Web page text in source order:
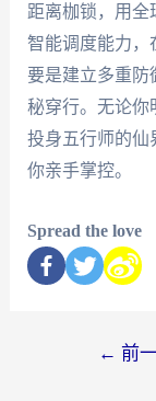
距离枷锁，用全
智能调度能力，
要是建立多重防
秘穿行。无论你
投身五行师的仙
你亲手掌控。
Spread the love
← 前